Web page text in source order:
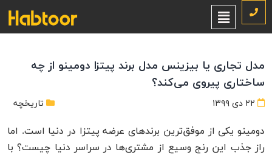
مدل تجاری یا بیزینس مدل برند پیتزا دومینو از چه
ساختاری پیروی می‌کند؟
۲۲ دی ۱۳۹۹ تاریخچه
دومینو یکی از موفق‌ترین برندهای عرضه پیتزا در دنیا است. اما
راز جذب این رنج وسیع از مشتری‌ها در سراسر دنیا چیست؟ با